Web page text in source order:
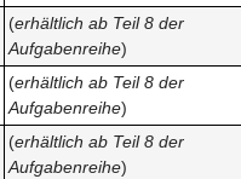
(erhältlich ab Teil 8 der
Aufgabenreihe)
(erhältlich ab Teil 8 der
Aufgabenreihe)
(erhältlich ab Teil 8 der
Aufgabenreihe)